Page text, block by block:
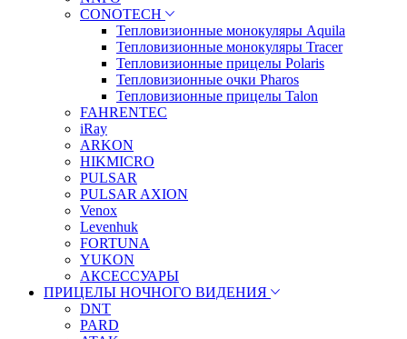
CONOTECH
Тепловизионные монокуляры Aquila
Тепловизионные монокуляры Tracer
Тепловизионные прицелы Polaris
Тепловизионные очки Pharos
Тепловизионные прицелы Talon
FAHRENTEC
iRay
ARKON
HIKMICRO
PULSAR
PULSAR AXION
Venox
Levenhuk
FORTUNA
YUKON
АКСЕССУАРЫ
ПРИЦЕЛЫ НОЧНОГО ВИДЕНИЯ
DNT
PARD